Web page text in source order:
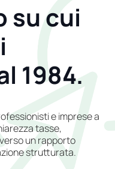
su cui
1984.
e imprese a
tasse,
un rapporto
strutturata.